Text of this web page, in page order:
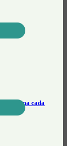
cada